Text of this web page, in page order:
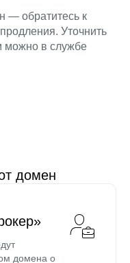
— обратитесь к
Уточнить
можно в службе
домен
домена о